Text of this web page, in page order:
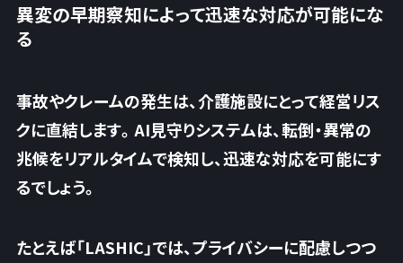
異変の早期察知によって迅速な対応が可能にな
る
事故やクレームの発生は、介護施設にとって経営リス
クに直結します。AI見守りシステムは、転倒・異常の
兆候をリアルタイムで検知し、迅速な対応を可能にす
るでしょう。
たとえば「LASHIC」では、プライバシーに配慮しつつ